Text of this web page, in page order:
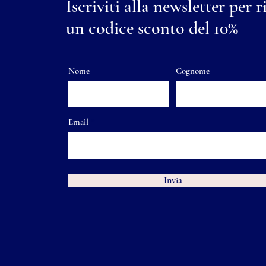
Iscriviti alla newsletter per
un codice sconto del 10%
Nome Cognome
Email
Invia